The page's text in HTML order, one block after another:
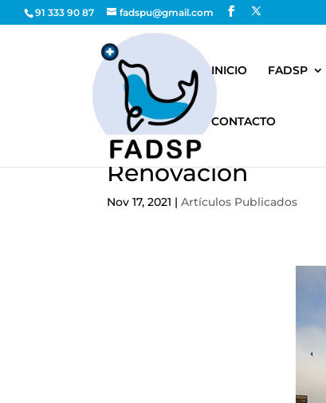
91 333 90 87 fadspu@gmail.com
INICIO FADSP
CONTACTO
Renovación
Nov 17, 2021 |Artículos Publicados